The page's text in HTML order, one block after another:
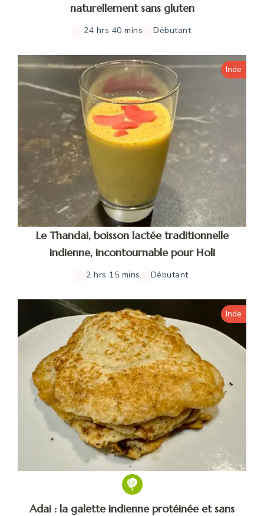
naturellement sans gluten
24 hrs 40 mins Débutant
Inde
Le Thandai, boisson lactée traditionnelle
indienne, incontournable pour Holi
2 hrs 15 mins Débutant
Inde
Adai : la galette indienne protéinée et sans